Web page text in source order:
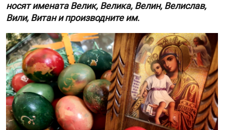
носят имената Велик, Велика, Велин, Велислав,
Вили, Витан и производните им.